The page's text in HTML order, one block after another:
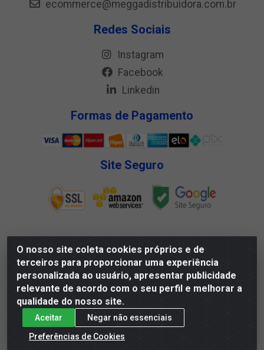
O nosso site coleta cookies próprios e de
terceiros para proporcionar uma experiência
personalizada ao usuário, apresentar publicidade
relevante de acordo com o seu perfil e melhorar a
qualidade do nosso site.
Aceitar
Negar não essenciais
Preferências de Cookies
ecommerce@meggadistribuidora.com.br
Redes Sociais
Instagram
Facebook
Linkedin
Formas de Pagamento
Site Seguro
Megga Distribuidora LTDA - Rua Deputado Jesse Ferreira
Trindade, 1328 - Matadouro, Propriá/SE - CEP 49.900-000 -
CNPJ 07.488.144/0001-88